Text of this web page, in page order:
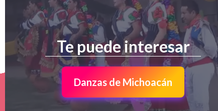
Te puede interesar
Danzas de Michoacán